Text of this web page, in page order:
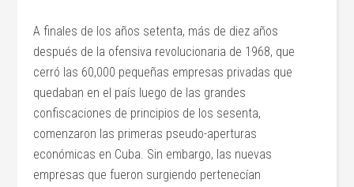
A finales de los años setenta, más de diez años
después de la ofensiva revolucionaria de 1968, que
cerró las 60,000 pequeñas empresas privadas que
quedaban en el país luego de las grandes
confiscaciones de principios de los sesenta,
comenzaron las primeras pseudo-aperturas
económicas en Cuba. Sin embargo, las nuevas
empresas que fueron surgiendo pertenecían